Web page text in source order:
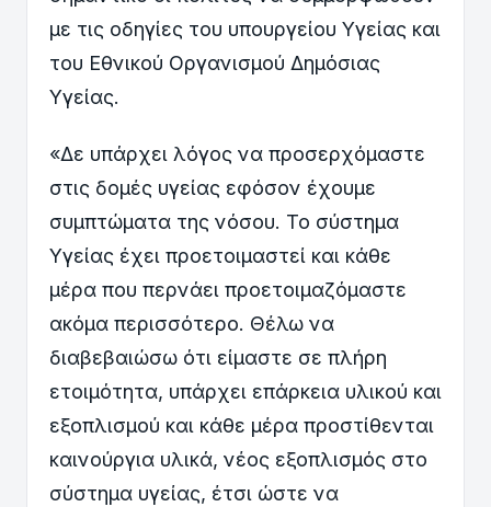
με τις οδηγίες του υπουργείου Υγείας και
του Εθνικού Οργανισμού Δημόσιας
Υγείας.
«Δε υπάρχει λόγος να προσερχόμαστε
στις δομές υγείας εφόσον έχουμε
συμπτώματα της νόσου. Το σύστημα
Υγείας έχει προετοιμαστεί και κάθε
μέρα που περνάει προετοιμαζόμαστε
ακόμα περισσότερο. Θέλω να
διαβεβαιώσω ότι είμαστε σε πλήρη
ετοιμότητα, υπάρχει επάρκεια υλικού και
εξοπλισμού και κάθε μέρα προστίθενται
καινούργια υλικά, νέος εξοπλισμός στο
σύστημα υγείας, έτσι ώστε να